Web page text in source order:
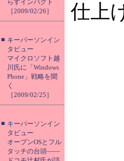
らすインパクト
［2009/02/26］
■ キーパーソンイン
タビュー
マイクロソフト越
川氏に「Windows
Phone」戦略を聞
く
［2009/02/25］
■ キーパーソンイン
タビュー
オープンOSとフル
タッチの台頭――
仕上